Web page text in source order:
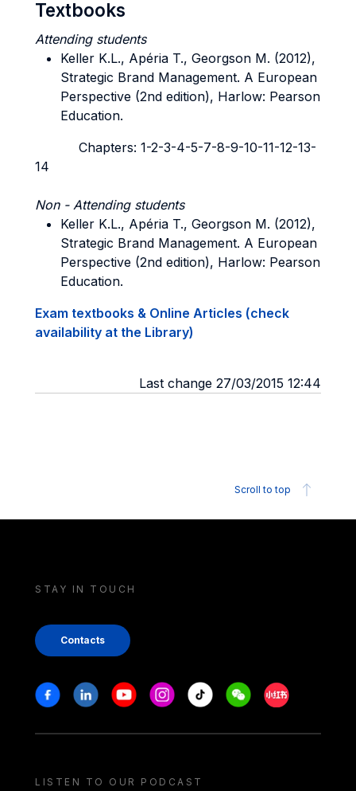
Textbooks
Attending students
Keller K.L., Apéria T., Georgson M. (2012),
Strategic Brand Management. A European
Perspective (2nd edition), Harlow: Pearson
Education.
Chapters: 1-2-3-4-5-7-8-9-10-11-12-13-
14
Non - Attending students
Keller K.L., Apéria T., Georgson M. (2012),
Strategic Brand Management. A European
Perspective (2nd edition), Harlow: Pearson
Education.
Exam textbooks & Online Articles (check
availability at the Library)
Last change 27/03/2015 12:44
Scroll to top
STAY IN TOUCH
Contacts
Stay in touch
FacebookLinkedinYoutubeInstagram
Tiktok WeechatXiaohongshu/
LISTEN TO OUR PODCAST